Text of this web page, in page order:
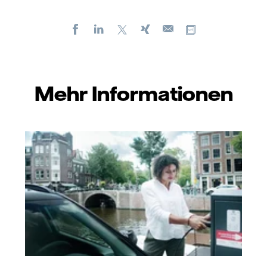
FacebookLinkedIn Xing
E-
Mehr Informationen